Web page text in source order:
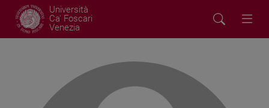
Università
Ca' Foscari
Venezia